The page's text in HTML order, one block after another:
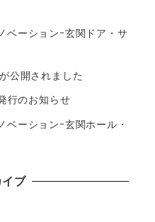
ーションｰ玄関ドア・サ
公開されました
行のお知らせ
ーションｰ玄関ホール・
イブ